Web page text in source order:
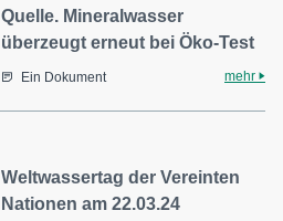
Quelle. Mineralwasser
überzeugt erneut bei Öko-Test
Ein Dokument mehr
Weltwassertag der Vereinten
Nationen am 22.03.24